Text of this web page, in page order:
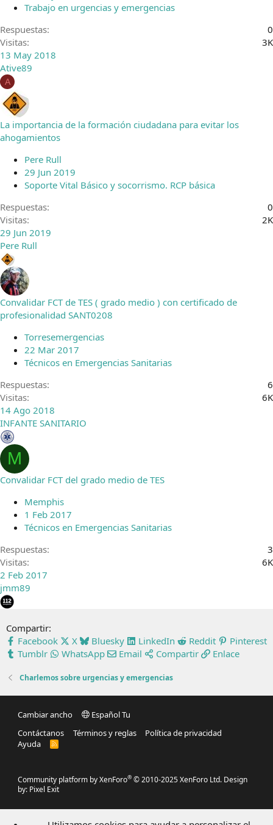
Trabajo en urgencias y emergencias
Respuestas
0
Visitas
3K
13 May 2018
Ative89
A
La importancia de la formación ciudadana para evitar los
ahogamientos
Pere Rull
29 Jun 2019
Soporte Vital Básico y socorrismo. RCP básica
Respuestas
0
Visitas
2K
29 Jun 2019
Pere Rull
Convalidar FCT de TES ( grado medio ) con certificado de
profesionalidad SANT0208
Torresemergencias
22 Mar 2017
Técnicos en Emergencias Sanitarias
Respuestas
6
Visitas
6K
14 Ago 2018
INFANTE SANITARIO
M
Convalidar FCT del grado medio de TES
Memphis
1 Feb 2017
Técnicos en Emergencias Sanitarias
Respuestas
3
Visitas
6K
2 Feb 2017
jmm89
Compartir:
Facebook
X Bluesky LinkedIn Reddit
Pinterest
Tumblr
WhatsApp Email Compartir Enlace
Charlemos sobre urgencias y emergencias
Cambiar ancho
Español Tu
Contáctanos
Términos y reglas
Política de privacidad
Ayuda
R
S
Community platform by XenForo® © 2010-2025 XenForo Ltd. Design
by: Pixel Exit